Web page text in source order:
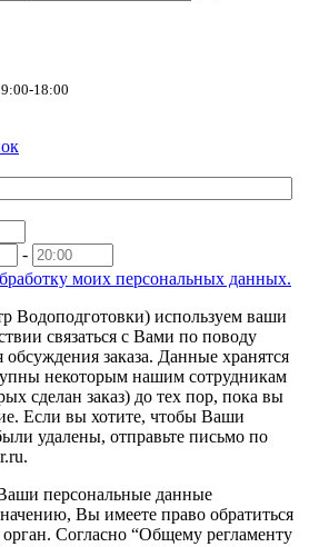
18:00
-
моих персональных данных.
используем ваши
связаться с Вами по поводу
заказа. Данные хранятся
некоторым нашим сотрудникам
сделан заказ) до тех пор, пока вы
Если вы хотите, чтобы Ваши
удалены, отправьте письмо по
персональные данные
Вы имеете право обратиться
Согласно “Общему регламенту